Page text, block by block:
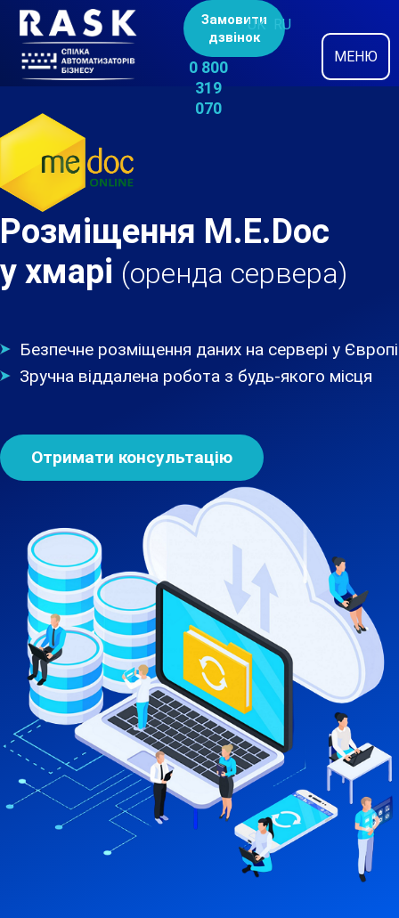
Замовити
дзвінок
0 800
319
070
UK RU
МЕНЮ
Розміщення M.E.Doc
у хмарі (оренда сервера)
Безпечне розміщення даних на сервері у Європі
Зручна віддалена робота з будь-якого місця
Отримати консультацію